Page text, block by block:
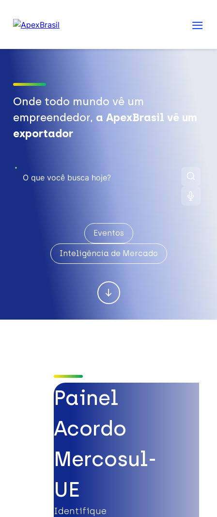
Onde todo mundo vê um
empreendedor, a ApexBrasil vê um
exportador
Eventos
Inteligência de Mercado
Painel
Acordo
Mercosul-
UE
Identifique